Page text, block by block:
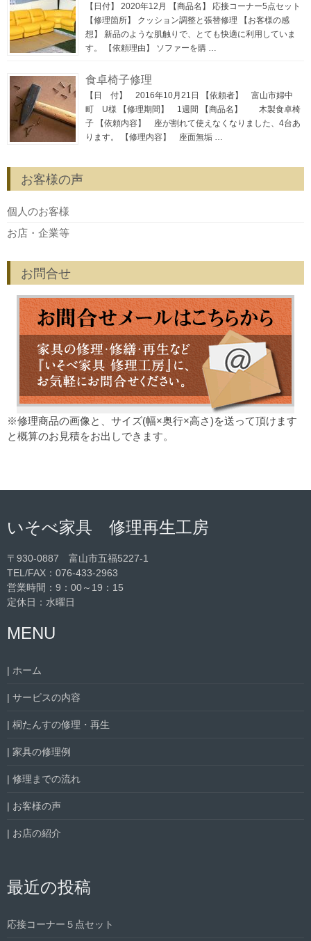
【日付】 2020年12月 【商品名】 応接コーナー5点セット
【修理箇所】 クッション調整と張替修理 【お客様の感
想】 新品のような肌触りで、とても快適に利用していま
す。 【依頼理由】 ソファーを購 …
食卓椅子修理
【日 付】 2016年10月21日 【依頼者】 富山市婦中
町 U様 【修理期間】 1週間 【商品名】 木製食卓椅
子 【依頼内容】 座が割れて使えなくなりました、4台あ
ります。 【修理内容】 座面無垢 …
お客様の声
個人のお客様
お店・企業等
お問合せ
※修理商品の画像と、サイズ(幅×奥行×高さ)を送って頂けます
と概算のお見積をお出しできます。
いそべ家具 修理再生工房
〒930-0887 富山市五福5227-1
TEL/FAX： 076-433-2963
営業時間：9：00～19：15
定休日：水曜日
MENU
| ホーム
| サービスの内容
| 桐たんすの修理・再生
| 家具の修理例
| 修理までの流れ
| お客様の声
| お店の紹介
最近の投稿
応接コーナー５点セット